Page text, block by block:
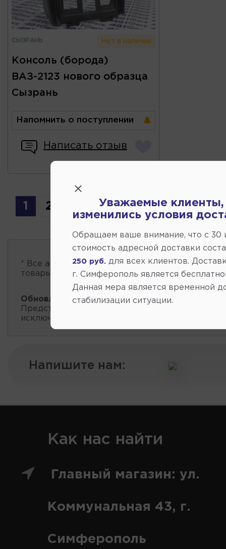
СЫЗРАНЬ Нет в наличии
Консоль (борода)
ВАЗ-2123 нового образца
Сызрань
Напомнить о поступлении
Написать отзыв
1 2
* Все автозапчастиесть в наличии, обновление
товары проходит несколько раз в сутки.
Обновление остатков и цен: 13:39 2026-08-07
Представленные данные о запчастях на этой
исключительно информационный характер.
Напишите нам:
Как нас найти
Главный магазин: ул.
Коммунальная 43, г.
Симферополь
Уважаемые клиенты,
изменились условия
Обращаем ваше внимание, что c 30
стоимость адресной доставки
250 руб. для всех клиентов.
г. Симферополь является
Данная мера является временной
стабилизации ситуации.